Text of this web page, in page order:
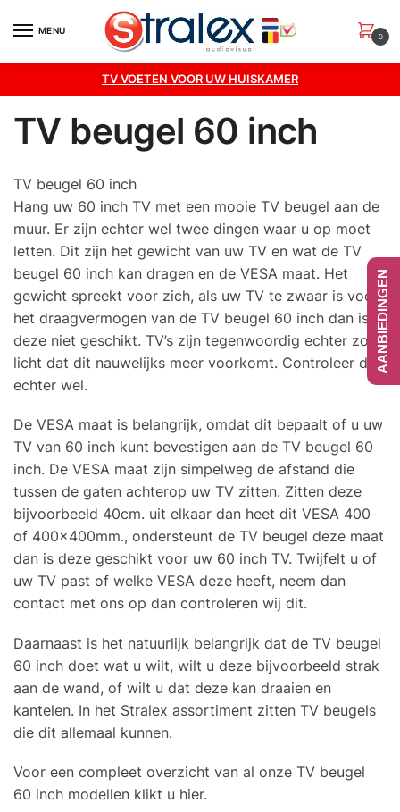
MENU
0
TV VOETEN VOOR UW HUISKAMER
TV beugel 60 inch
TV beugel 60 inch
Hang uw 60 inch TV met een mooie TV beugel aan de
muur. Er zijn echter wel twee dingen waar u op moet
letten. Dit zijn het gewicht van uw TV en wat de TV
beugel 60 inch kan dragen en de VESA maat. Het
gewicht spreekt voor zich, als uw TV te zwaar is voor
het draagvermogen van de TV beugel 60 inch dan is
deze niet geschikt. TV’s zijn tegenwoordig echter zo
licht dat dit nauwelijks meer voorkomt. Controleer dit
echter wel.
De VESA maat is belangrijk, omdat dit bepaalt of u uw
TV van 60 inch kunt bevestigen aan de TV beugel 60
inch. De VESA maat zijn simpelweg de afstand die
tussen de gaten achterop uw TV zitten. Zitten deze
bijvoorbeeld 40cm. uit elkaar dan heet dit VESA 400
of 400x400mm., ondersteunt de TV beugel deze maat
dan is deze geschikt voor uw 60 inch TV. Twijfelt u of
uw TV past of welke VESA deze heeft, neem dan
contact met ons op dan controleren wij dit.
Daarnaast is het natuurlijk belangrijk dat de TV beugel
60 inch doet wat u wilt, wilt u deze bijvoorbeeld strak
aan de wand, of wilt u dat deze kan draaien en
kantelen. In het Stralex assortiment zitten TV beugels
die dit allemaal kunnen.
Voor een compleet overzicht van al onze TV beugel
60 inch modellen klikt u hier.
AANBIEDINGEN